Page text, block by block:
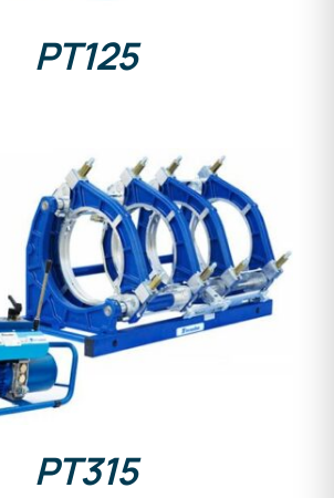
PT125
DETAILS
PT315